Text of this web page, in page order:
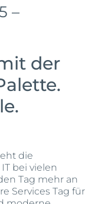
–
der
die
bei vielen
Tag mehr an
Services Tag für